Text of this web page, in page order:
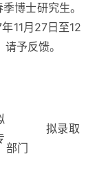
博士研究生。
年11月 27日至12
予反馈。
拟录取
部门